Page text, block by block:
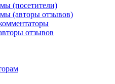
(посетители)
(авторы отзывов)
отзывов